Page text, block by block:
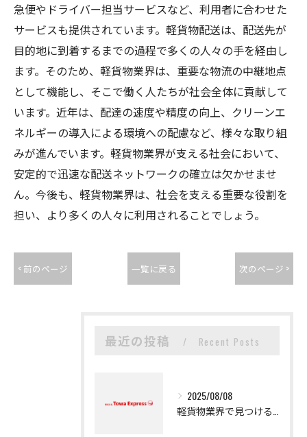
急便やドライバー担当サービスなど、利用者に合わせた
サービスも提供されています。軽貨物配送は、配送先が
目的地に到着するまでの過程で多くの人々の手を経由し
ます。そのため、軽貨物業界は、重要な物流の中継地点
として機能し、そこで働く人たちが社会全体に貢献して
います。近年は、配達の速度や精度の向上、クリーンエ
ネルギーの導入による環境への配慮など、様々な取り組
みが進んでいます。軽貨物業界が支える社会において、
安定的で迅速な配送ネットワークの確立は欠かせませ
ん。今後も、軽貨物業界は、社会を支える重要な役割を
担い、より多くの人々に利用されることでしょう。
< 前のページ 一覧に戻る 次のページ >
最近の投稿 Recent Posts
2025/08/08